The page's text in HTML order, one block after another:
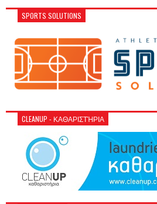
SPORTS SOLUTIONS
CLEANUP - ΚΑΘΑΡΙΣΤΉΡΙΑ